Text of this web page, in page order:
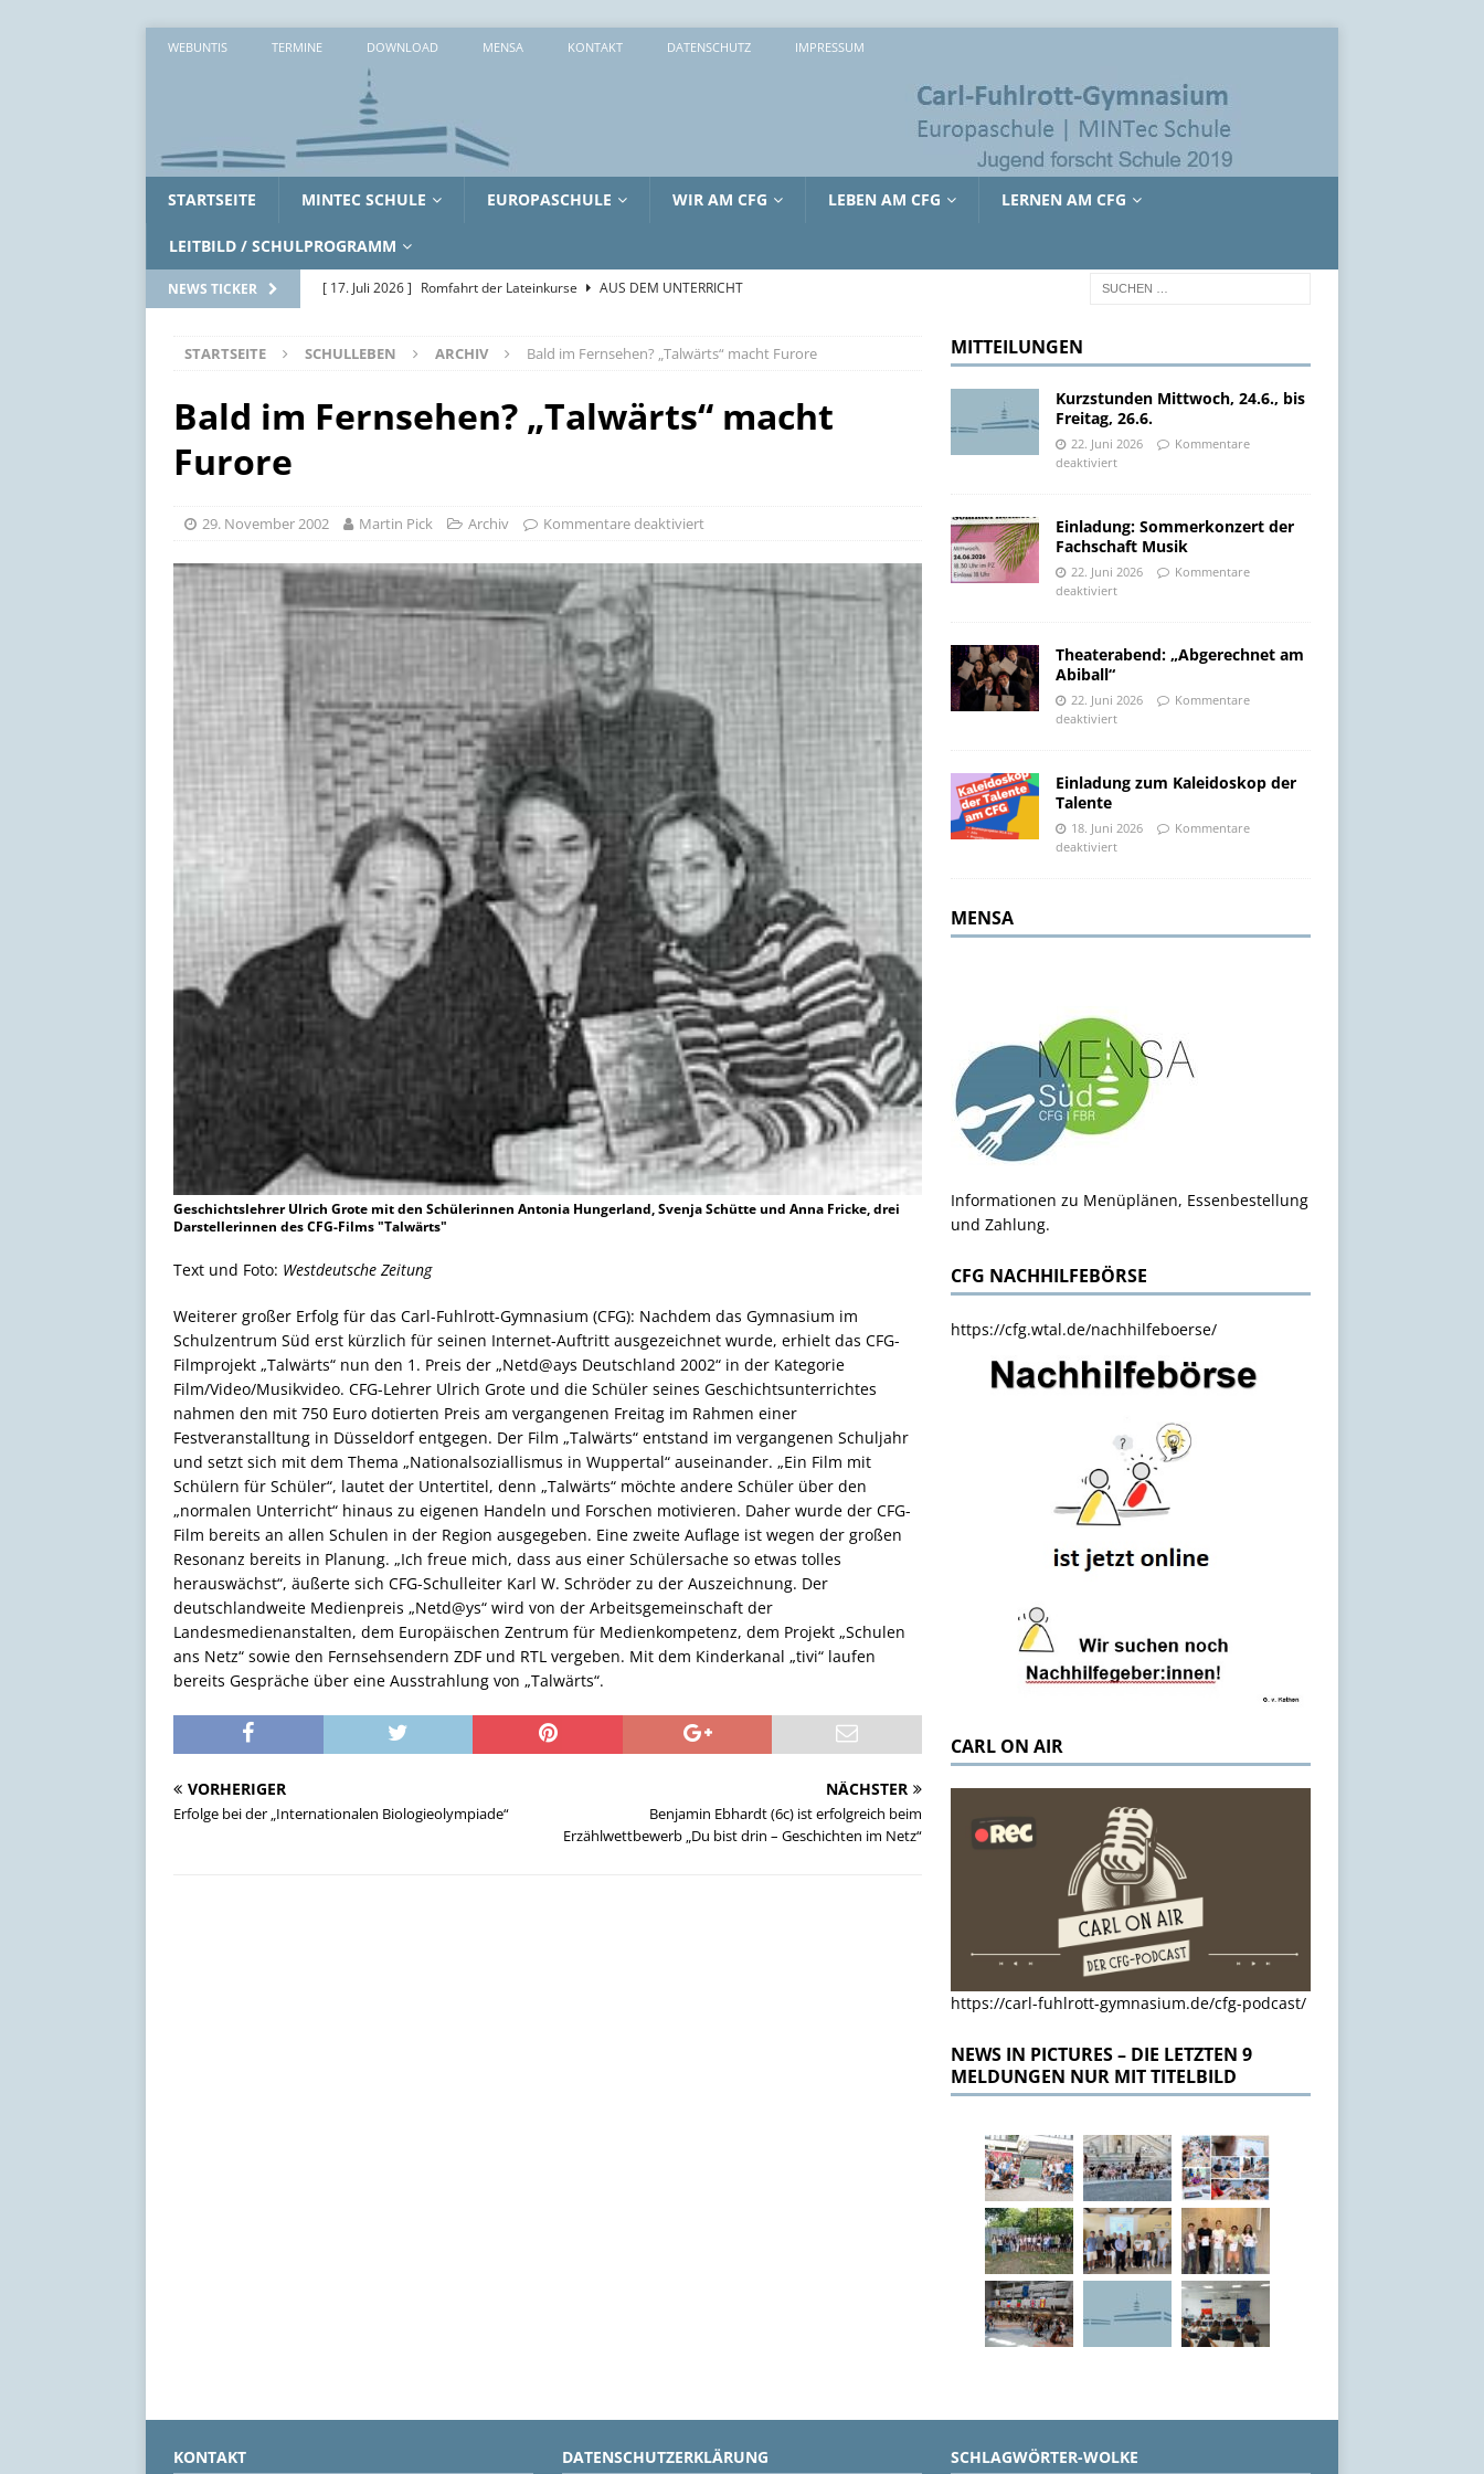
WEBUNTIS TERMINE DOWNLOAD MENSA KONTAKT DATENSCHUTZ IMPRESSUM
STARTSEITE MINTEC SCHULE EUROPASCHULE WIR AM CFG LEBEN AM CFG LERNEN AM CFG
LEITBILD / SCHULPROGRAMM
NEWS TICKER [ 17. Juli 2026 ] Romfahrt der Lateinkurse
AUS DEM UNTERRICHT
ALLGEMEIN
[ 15. Juli 2026 ]
Zwei erlebnisreiche Tage in Lille
AUS DEM UNTERRICHT
Zwischen Aktienkultur und Kinderschutz: Jürgen Hardt im Gespräch mit dem
STARTSEITE SCHULLEBEN ARCHIV Bald im Fernsehen? „Talwärts“ macht Furore
Bald im Fernsehen? „Talwärts“ macht
Furore
29. November 2002 Martin Pick Archiv Kommentare deaktiviert
Geschichtslehrer Ulrich Grote mit den Schülerinnen Antonia Hungerland, Svenja Schütte und Anna Fricke, drei
Darstellerinnen des CFG-Films "Talwärts"
Text und Foto: Westdeutsche Zeitung
Weiterer großer Erfolg für das Carl-Fuhlrott-Gymnasium (CFG): Nachdem das Gymnasium im
Schulzentrum Süd erst kürzlich für seinen Internet-Auftritt ausgezeichnet wurde, erhielt das CFG-
Filmprojekt „Talwärts“ nun den 1. Preis der „Netd@ays Deutschland 2002“ in der Kategorie
Film/Video/Musikvideo. CFG-Lehrer Ulrich Grote und die Schüler seines Geschichtsunterrichtes
nahmen den mit 750 Euro dotierten Preis am vergangenen Freitag im Rahmen einer
Festveranstalltung in Düsseldorf entgegen. Der Film „Talwärts“ entstand im vergangenen Schuljahr
und setzt sich mit dem Thema „Nationalsoziallismus in Wuppertal“ auseinander. „Ein Film mit
Schülern für Schüler“, lautet der Untertitel, denn „Talwärts“ möchte andere Schüler über den
„normalen Unterricht“ hinaus zu eigenen Handeln und Forschen motivieren. Daher wurde der CFG-
Film bereits an allen Schulen in der Region ausgegeben. Eine zweite Auflage ist wegen der großen
Resonanz bereits in Planung. „Ich freue mich, dass aus einer Schülersache so etwas tolles
herauswächst“, äußerte sich CFG-Schulleiter Karl W. Schröder zu der Auszeichnung. Der
deutschlandweite Medienpreis „Netd@ys“ wird von der Arbeitsgemeinschaft der
Landesmedienanstalten, dem Europäischen Zentrum für Medienkompetenz, dem Projekt „Schulen
ans Netz“ sowie den Fernsehsendern ZDF und RTL vergeben. Mit dem Kinderkanal „tivi“ laufen
bereits Gespräche über eine Ausstrahlung von „Talwärts“.
VORHERIGER
Erfolge bei der „Internationalen Biologieolympiade“
NÄCHSTER
Benjamin Ebhardt (6c) ist erfolgreich beim
Erzählwettbewerb „Du bist drin – Geschichten im Netz“
MITTEILUNGEN
Kurzstunden Mittwoch, 24.6., bis
Freitag, 26.6.
22. Juni 2026
Kommentare
deaktiviert
Einladung: Sommerkonzert der
Fachschaft Musik
22. Juni 2026
Kommentare
deaktiviert
Theaterabend: „Abgerechnet am
Abiball“
22. Juni 2026
Kommentare
deaktiviert
Einladung zum Kaleidoskop der
Talente
18. Juni 2026
Kommentare
deaktiviert
MENSA
Informationen zu Menüplänen, Essenbestellung
und Zahlung.
CFG NACHHILFEBÖRSE
https://cfg.wtal.de/nachhilfeboerse/
CARL ON AIR
https://carl-fuhlrott-gymnasium.de/cfg-podcast/
NEWS IN PICTURES – DIE LETZTEN 9
MELDUNGEN NUR MIT TITELBILD
KONTAKT DATENSCHUTZERKLÄRUNG SCHLAGWÖRTER-WOLKE